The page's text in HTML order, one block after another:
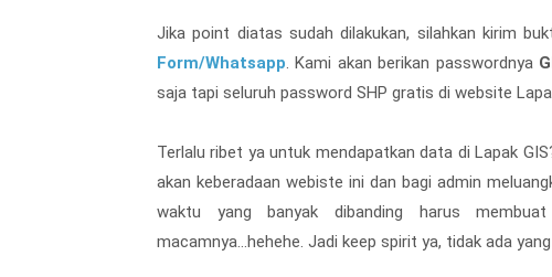
Jika point diatas sudah dilakukan, silahkan kirim
Form/Whatsapp. Kami akan berikan passwordnya
saja tapi seluruh password SHP gratis di website
Terlalu ribet ya untuk mendapatkan data di Lapak
akan keberadaan webiste ini dan bagi admin
waktu yang banyak dibanding harus
macamnya...hehehe. Jadi keep spirit ya, tidak ada